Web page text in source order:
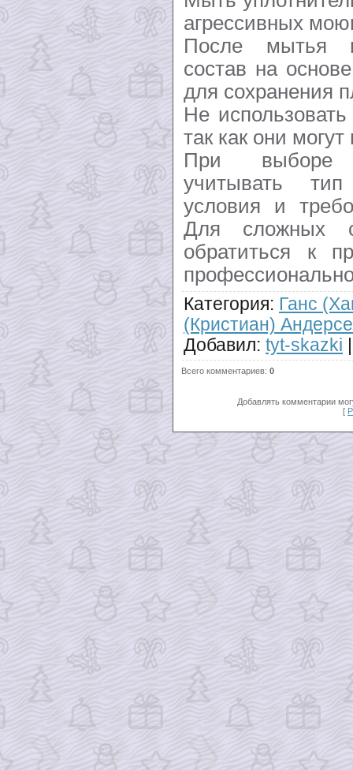
агрессивных
После мытья
состав на
для сохранения
Не
так как они
При выборе
учитывать
условия и
Для сложных
обратиться к
Категория: Ганс
(Кристиан)
Добавил: tyt-skazki
Всего комментариев: 0
Добавлять комментарии
[